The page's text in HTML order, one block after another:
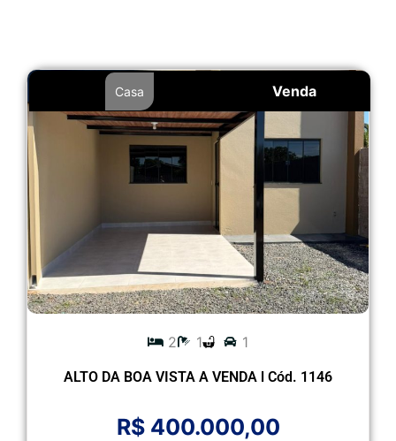
Venda
Casa
2 1 1
ALTO DA BOA VISTA A VENDA l Cód. 1146
R$ 400.000,00